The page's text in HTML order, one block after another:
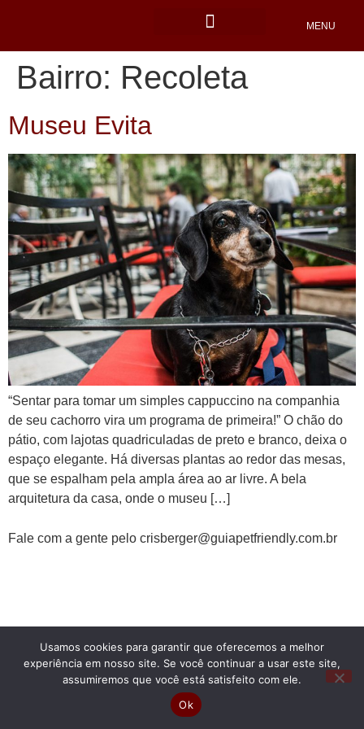
MENU
Bairro: Recoleta
Museu Evita
“Sentar para tomar um simples cappuccino na companhia
de seu cachorro vira um programa de primeira!” O chão do
pátio, com lajotas quadriculadas de preto e branco, deixa o
espaço elegante. Há diversas plantas ao redor das mesas,
que se espalham pela ampla área ao ar livre. A bela
arquitetura da casa, onde o museu […]
Fale com a gente pelo crisberger@guiapetfriendly.com.br
Usamos cookies para garantir que oferecemos a melhor
experiência em nosso site. Se você continuar a usar este site,
assumiremos que você está satisfeito com ele.
Ok